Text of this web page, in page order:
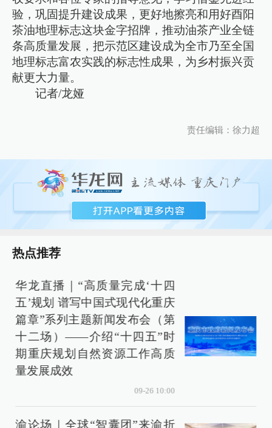
验，巩固提升建设成果，更好地擦亮和用好酉阳
茶油地理标志这块金字招牌，推动油茶产业全链
条高质量发展，把示范区建设成为全市乃至全国
地理标志富农实践的标志性成果，为乡村振兴贡
献更大力量。
记者/龙娅
责任编辑：徐力超
热点推荐
华龙直播｜“高质量完成‘十四
五’规划 谱写中国式现代化重庆
篇章”系列主题新闻发布会（第
十二场）——介绍“十四五”时
期重庆规划自然资源工作高质
量发展成效
09-26 10:00
渝论场｜全球“智囊团”来渝折